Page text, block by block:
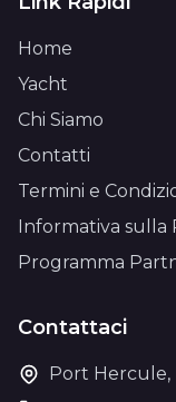
Home
Yacht
Chi Siamo
Contatti
Termini e
Informativa sulla
Programma
Contattaci
Port Hercule,